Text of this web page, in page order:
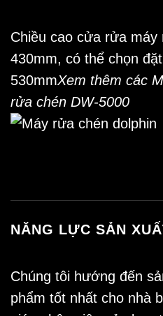
Chiều cao cửa rửa máy
430mm, có thể chọn
530mmXem thêm các
rửa chén DW-5000
NĂNG LỰC SẢN
Chúng tôi hướng đến
phẩm tốt nhất cho nhà